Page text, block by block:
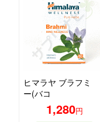
ヒマラヤ ブラフミ
ー(バコ
パ)|HIMALAYA
BRAHMI1,280円